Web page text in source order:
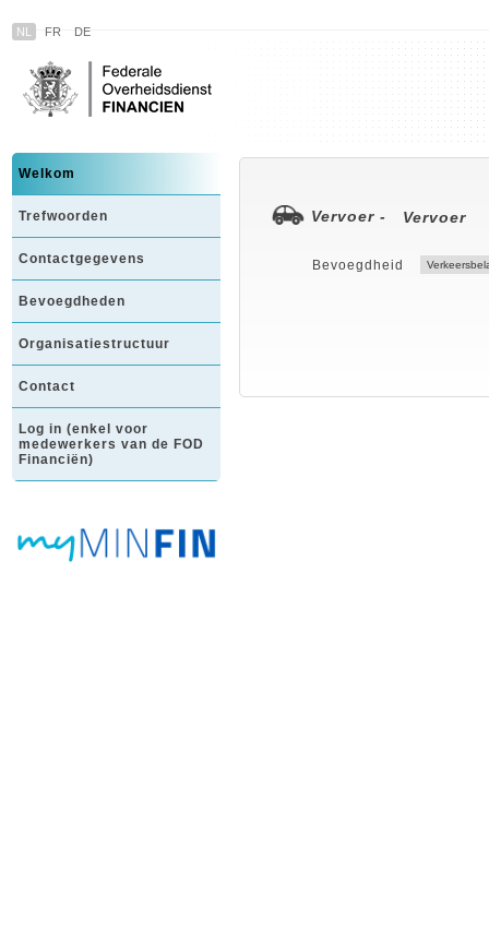
NL FR DE
Welkom
Trefwoorden
Contactgegevens
Bevoegdheden
Organisatiestructuur
Contact
Log in (enkel voor
medewerkers van de FOD
Financiën)
Vervoer - Vervoer
Bevoegdheid